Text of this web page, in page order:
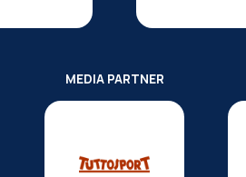
MEDIA PARTNER